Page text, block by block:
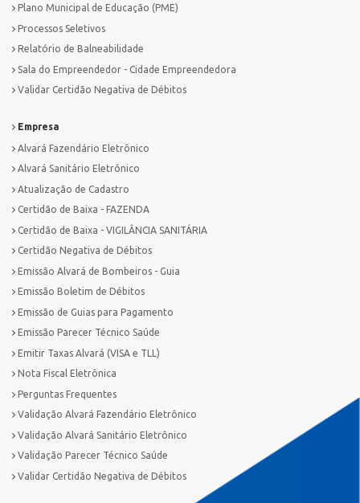
Plano Municipal de Educação (PME)
Processos Seletivos
Relatório de Balneabilidade
Sala do Empreendedor - Cidade Empreendedora
Validar Certidão Negativa de Débitos
Empresa
Alvará Fazendário Eletrônico
Alvará Sanitário Eletrônico
Atualização de Cadastro
Certidão de Baixa - FAZENDA
Certidão de Baixa - VIGILÂNCIA SANITÁRIA
Certidão Negativa de Débitos
Emissão Alvará de Bombeiros - Guia
Emissão Boletim de Débitos
Emissão de Guias para Pagamento
Emissão Parecer Técnico Saúde
Emitir Taxas Alvará (VISA e TLL)
Nota Fiscal Eletrônica
Perguntas Frequentes
Validação Alvará Fazendário Eletrônico
Validação Alvará Sanitário Eletrônico
Validação Parecer Técnico Saúde
Validar Certidão Negativa de Débitos